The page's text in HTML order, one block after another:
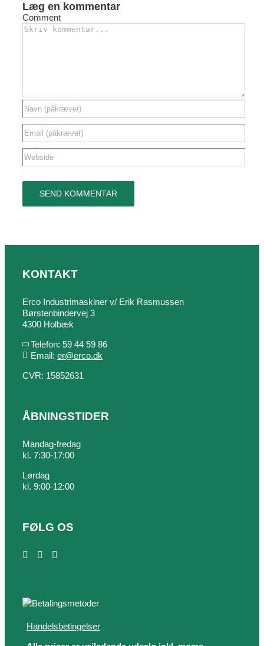
Læg en kommentar
Comment
KONTAKT
Erco Industrimaskiner v/ Erik Rasmussen
Børstenbindervej 3
4300 Holbæk
Telefon: 59 44 59 86
Email: er@erco.dk
CVR: 15852631
ÅBNINGSTIDER
Mandag-fredag
kl. 7:30-17:00
Lørdag
kl. 9:00-12:00
FØLG OS
Handelsbetingelser